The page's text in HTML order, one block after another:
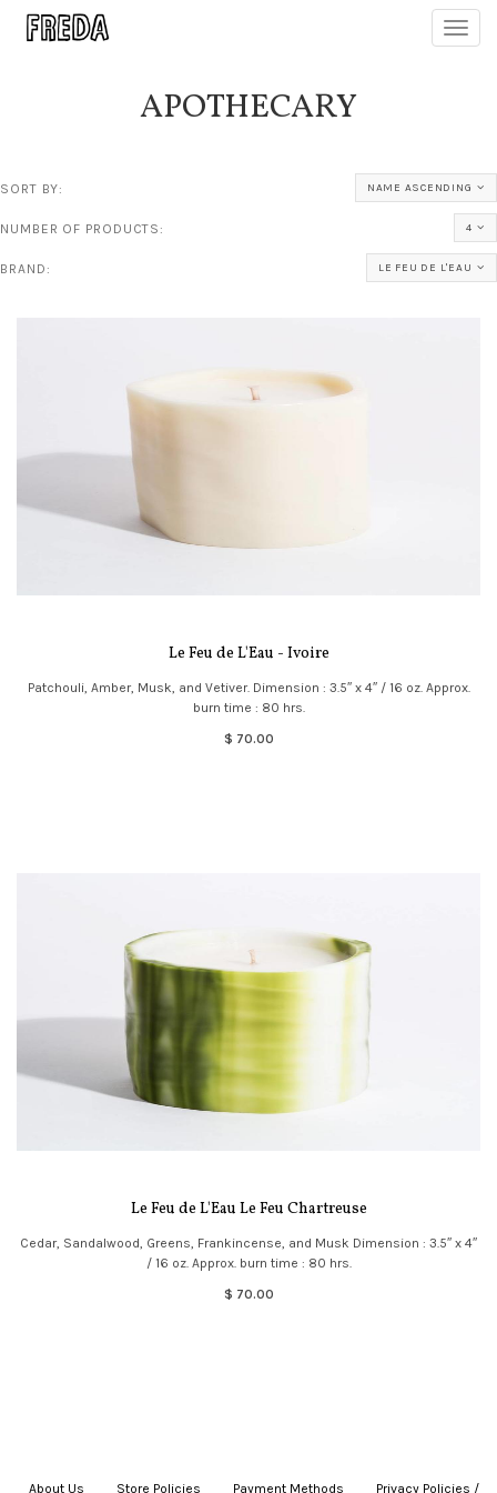
APOTHECARY
SORT BY: NAME ASCENDING
NUMBER OF PRODUCTS: 4
BRAND: LE FEU DE L'EAU
Le Feu de L'Eau - Ivoire
Patchouli, Amber, Musk, and Vetiver. Dimension : 3.5″ x 4″ / 16 oz. Approx.
burn time : 80 hrs.
$ 70.00
Le Feu de L'Eau Le Feu Chartreuse
Cedar, Sandalwood, Greens, Frankincense, and Musk Dimension : 3.5″ x 4″
/ 16 oz. Approx. burn time : 80 hrs.
$ 70.00
About Us Store Policies Payment Methods Privacy Policies /